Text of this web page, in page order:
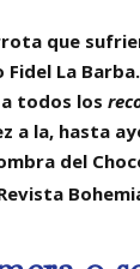
que
La
a todos los
a la, hasta
del